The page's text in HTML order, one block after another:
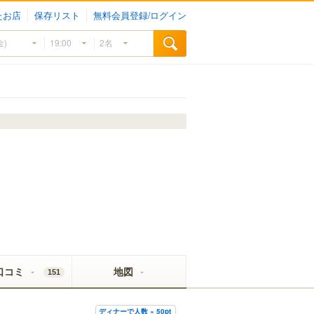
お店 保存リスト 無料会員登録/ログイン
コミ 151 地図
ディナーで人数 × 50pt